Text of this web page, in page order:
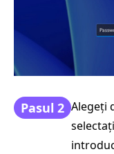
Pasul 2 Alegeți
selectați